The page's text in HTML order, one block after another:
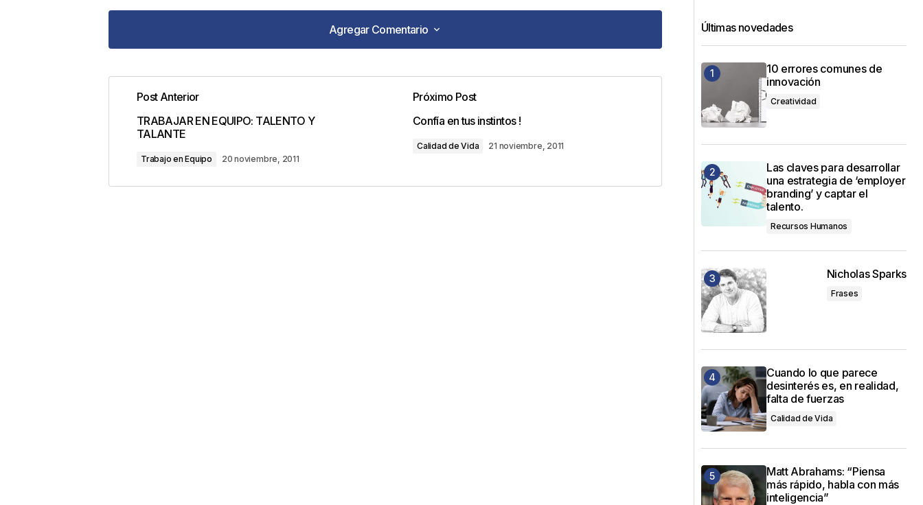
Agregar Comentario
Agregar Comentario
Los campos obligatorios están marcados
con*
Comentario*
Post Anterior
TRABAJAR EN EQUIPO: TALENTO Y
TALANTE
Trabajo en Equipo 20 noviembre, 2011
Próximo Post
Confía en tus instintos !
Calidad de Vida 21 noviembre, 2011
Últimas novedades
10 errores comunes de
innovación
Creatividad
Las claves para desarrollar
una estrategia de ‘employer
branding’ y captar el
talento.
Recursos Humanos
Nicholas Sparks
Frases
Cuando lo que parece
desinterés es, en realidad,
falta de fuerzas
Calidad de Vida
Matt Abrahams: “Piensa
más rápido, habla con más
inteligencia”